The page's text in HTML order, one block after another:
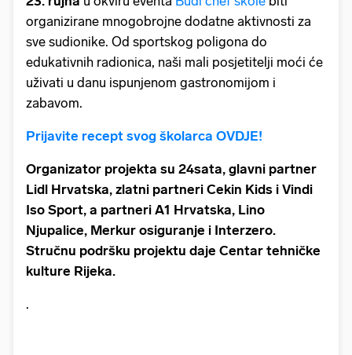
organizirane mnogobrojne dodatne aktivnosti za
sve sudionike. Od sportskog poligona do
edukativnih radionica, naši mali posjetitelji moći će
uživati u danu ispunjenom gastronomijom i
zabavom.
Prijavite recept svog školarca OVDJE!
Organizator projekta su 24sata, glavni partner
Lidl Hrvatska, zlatni partneri Cekin Kids i Vindi
Iso Sport, a partneri A1 Hrvatska, Lino
Njupalice, Merkur osiguranje i Interzero.
Stručnu podršku projektu daje Centar tehničke
kulture Rijeka.
.